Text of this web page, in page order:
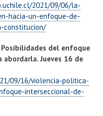
2021/09/06/la-
hacia-un-enfoque-de-
constitucion/
del enfoque
Jueves 16 de
09/16/violencia-politica-
interseccional-de-